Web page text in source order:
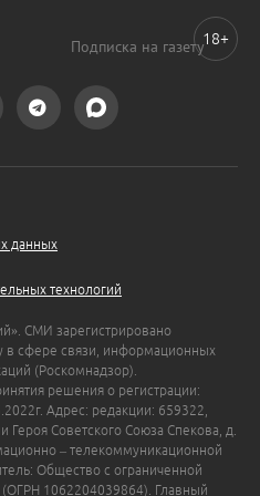
Подписка на газету
данных
технологий
СМИ зарегистрировано
в сфере связи, информационных
(Роскомнадзор).
решения о регистрации:
Адрес: редакции: 659322,
Героя Советского Союза Спекова, д.
– телекоммуникационной
Общество с ограниченной
(ОГРН 1062204039864). Главный
18+